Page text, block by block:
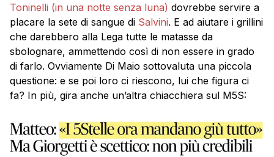
Toninelli (in una notte senza luna) dovrebbe servire a
placare la sete di sangue di Salvini. E ad aiutare i grillini
che darebbero alla Lega tutte le matasse da
sbolognare, ammettendo così di non essere in grado
di farlo. Ovviamente Di Maio sottovaluta una piccola
questione: e se poi loro ci riescono, lui che figura ci
fa? In più, gira anche un’altra chiacchiera sul M5S: